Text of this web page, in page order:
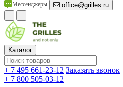
Мессенджеры office@grilles.ru
Каталог
+ 7 495 661-23-12 Заказать звонок
+ 7 800 505-03-12